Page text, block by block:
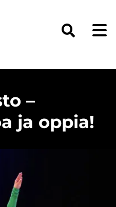
Haku
–
ja oppia!